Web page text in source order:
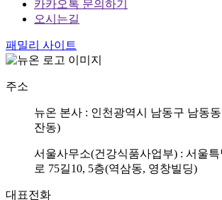
카카오톡 문의하기
오시는길
패밀리 사이트
주소
뉴온 본사 : 인천광역시 남동구 남동
잔동)
서울사무소(건강식품사업부) : 서울
로 75길10, 5층(역삼동, 영창빌딩)
대표전화